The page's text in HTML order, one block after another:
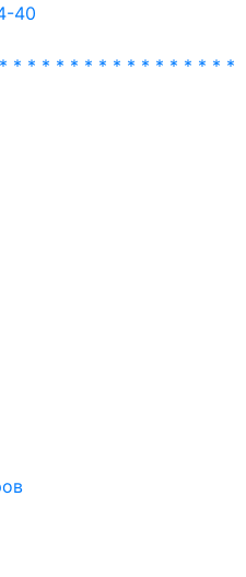
40
* * * * * * * * * * * * * * * *